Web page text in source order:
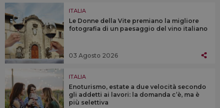
ITALIA
Le Donne della Vite premiano la migliore
fotografia di un paesaggio del vino italiano
03 Agosto 2026
ITALIA
Enoturismo, estate a due velocità secondo
gli addetti ai lavori: la domanda c’è, ma è
più selettiva